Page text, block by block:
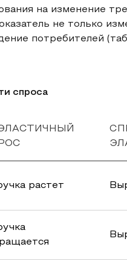
на изменение
не только
потребителей
спроса
растет